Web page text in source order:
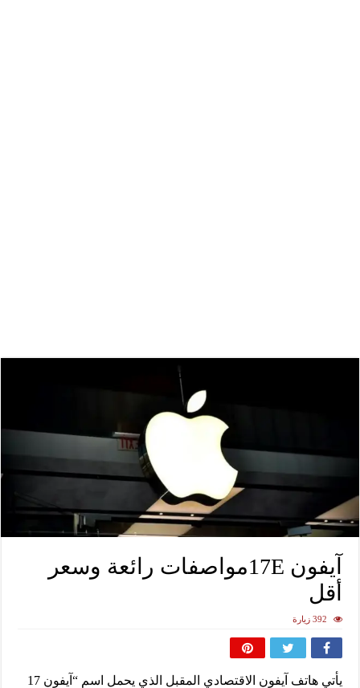
آيفون 17Eمواصفات رائعة وسعر
أقل
392 زيارة
يأتي هاتف آيفون الاقتصادي المقبل الذي يحمل اسم “آيفون 17